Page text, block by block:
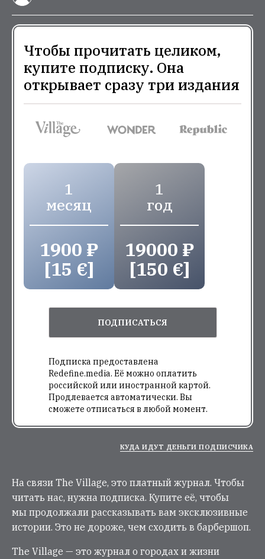
Чтобы прочитать целиком,
купите подписку. Она
открывает сразу три издания
1
месяц
1900 ₽
[15 €]
1
год
19000 ₽
[150 €]
ПОДПИСАТЬСЯ
Подписка предоставлена
Redefine.media. Её можно оплатить
российской или иностранной картой.
Продлевается автоматически. Вы
сможете отписаться в любой момент.
КУДА ИДУТ ДЕНЬГИ ПОДПИСЧИКА
На связи The Village, это платный журнал. Чтобы
читать нас, нужна подписка. Купите её, чтобы
мы продолжали рассказывать вам эксклюзивные
истории. Это не дороже, чем сходить в барбершоп.
The Village — это журнал о городах и жизни